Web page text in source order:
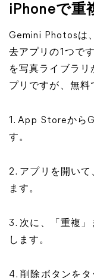
iPhoneで重
Gemini Photosは
去アプリの1つで
を写真ライブラリ
プリですが、無料
1. App Storeから
す。
2. アプリを開い
ます。
3. 次に、「重複
します。
4. 削除ボタンを